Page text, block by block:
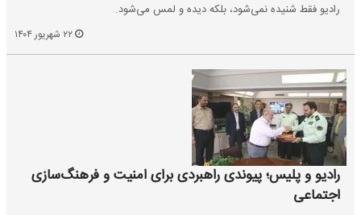
رادیو فقط شنیده نمی‌شود، بلکه دیده و لمس می‌شود.
رادیو و پلیس؛ پیوندی راهبردی برای امنیت و فرهنگ‌سازی
اجتماعی